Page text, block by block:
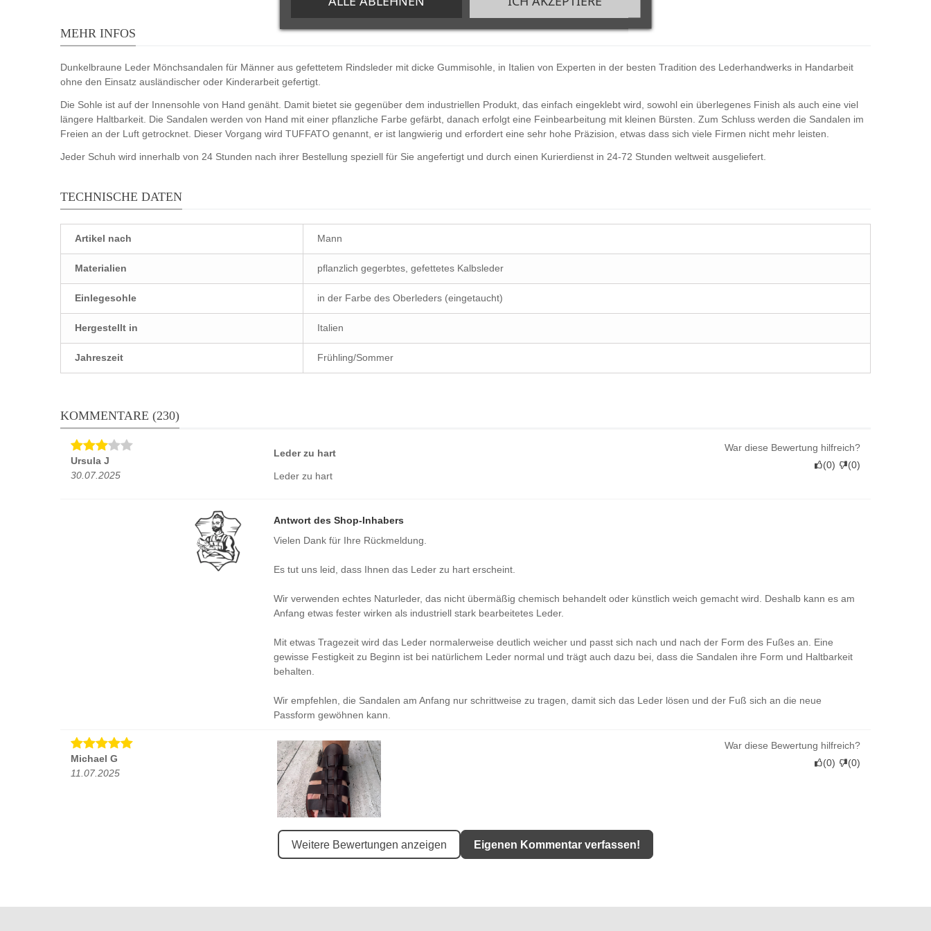
MEHR INFOS
Dunkelbraune Leder Mönchsandalen für Männer aus gefettetem Rindsleder mit dicke Gummisohle, in Italien von Experten in der besten Tradition des Lederhandwerks in Handarbeit
ohne den Einsatz ausländischer oder Kinderarbeit gefertigt.
Die Sohle ist auf der Innensohle von Hand genäht. Damit bietet sie gegenüber dem industriellen Produkt, das einfach eingeklebt wird, sowohl ein überlegenes Finish als auch eine viel
längere Haltbarkeit. Die Sandalen werden von Hand mit einer pflanzliche Farbe gefärbt, danach erfolgt eine Feinbearbeitung mit kleinen Bürsten. Zum Schluss werden die Sandalen im
Freien an der Luft getrocknet. Dieser Vorgang wird TUFFATO genannt, er ist langwierig und erfordert eine sehr hohe Präzision, etwas dass sich viele Firmen nicht mehr leisten.
Jeder Schuh wird innerhalb von 24 Stunden nach ihrer Bestellung speziell für Sie angefertigt und durch einen Kurierdienst in 24-72 Stunden weltweit ausgeliefert.
TECHNISCHE DATEN
Artikel nach Mann
Materialien pflanzlich gegerbtes, gefettetes Kalbsleder
Einlegesohle in der Farbe des Oberleders (eingetaucht)
Hergestellt in Italien
Jahreszeit Frühling/Sommer
KOMMENTARE (230)
Ursula J
30.07.2025
Leder zu hart
Leder zu hart
War diese Bewertung hilfreich?
(0) (0)
Antwort des Shop-Inhabers
Vielen Dank für Ihre Rückmeldung.
Es tut uns leid, dass Ihnen das Leder zu hart erscheint.
Wir verwenden echtes Naturleder, das nicht übermäßig chemisch behandelt oder künstlich weich gemacht wird. Deshalb kann es am
Anfang etwas fester wirken als industriell stark bearbeitetes Leder.
Mit etwas Tragezeit wird das Leder normalerweise deutlich weicher und passt sich nach und nach der Form des Fußes an. Eine
gewisse Festigkeit zu Beginn ist bei natürlichem Leder normal und trägt auch dazu bei, dass die Sandalen ihre Form und Haltbarkeit
behalten.
Wir empfehlen, die Sandalen am Anfang nur schrittweise zu tragen, damit sich das Leder lösen und der Fuß sich an die neue
Passform gewöhnen kann.
Michael G
11.07.2025
Genau so habe ich mir die Sandale vorgestellt
War diese Bewertung hilfreich?
(0) (0)
Weitere Bewertungen anzeigen Eigenen Kommentar verfassen!